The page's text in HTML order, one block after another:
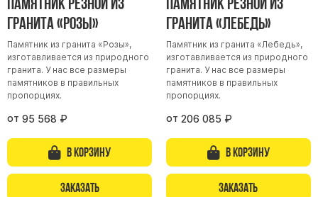
гранита «Розы»
Памятник из гранита «Розы»,
изготавливается из природного
гранита. У нас все размеры
памятников в правильных
пропорциях.
от 95 568 ₽
В корзину
Заказать
гранита «Лебедь»
Памятник из гранита «Лебедь»,
изготавливается из природного
гранита. У нас все размеры
памятников в правильных
пропорциях.
от 206 085 ₽
В корзину
Заказать